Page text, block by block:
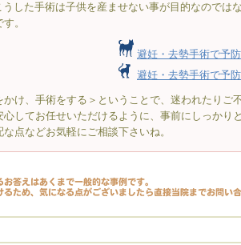
うした手術は子供を産ませない事が目的なのでは
。
避妊・去勢手術で予
避妊・去勢手術で予
かけ、手術をする＞ということで、迷われたりご
心してお任せいただけるように、事前にしっかり
点などお気軽にご相談下さいね。